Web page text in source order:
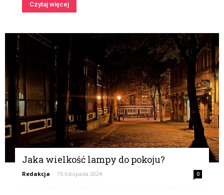
Czytaj więcej
Jaka wielkość lampy do pokoju?
Redakcja - 15 listopada 2024 0